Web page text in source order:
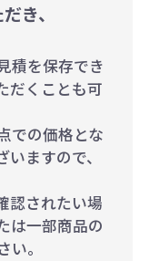
き、
積を保存でき
だくことも可
での価格とな
ますので、
認されたい場
は一部商品の
。